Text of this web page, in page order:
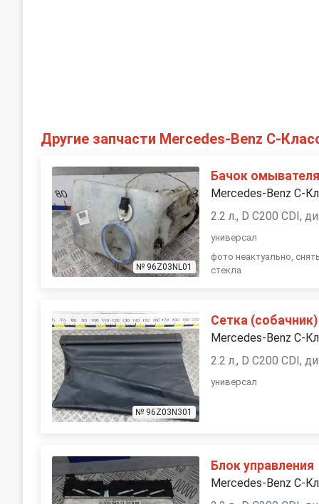
Другие запчасти Mercedes-Benz C-
№ 96Z03NL01
Бачок омывателя
Mercedes-Benz C-
2.2 л., D C200 CDI,
универсал
фото неактуально,
стекла
№ 96Z03N301
Сетка (собачник)
Mercedes-Benz C-
2.2 л., D C200 CDI,
универсал
Блок управления
Mercedes-Benz C-